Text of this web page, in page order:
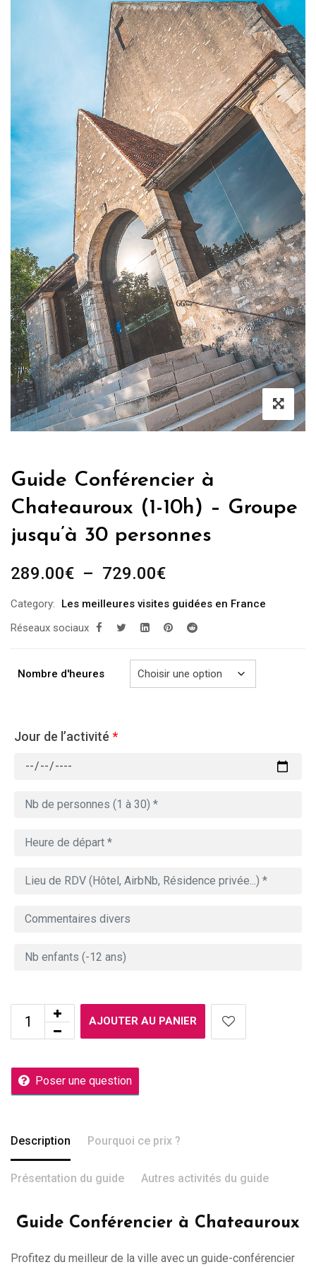
Guide Conférencier à
Chateauroux (1-10h) – Groupe
jusqu’à 30 personnes
289.00€ – 729.00€Plage
prix :
289.00€
729.00€
Category:
Les meilleures visites guidées en France
Réseaux sociaux
Nombre d'heures
Jour de l’activité *
AJOUTER AU PANIER
Poser une question
Description Pourquoi ce prix ?
Présentation du guide Autres activités du guide
Guide Conférencier à Chateauroux
Profitez du meilleur de la ville avec un guide-conférencier